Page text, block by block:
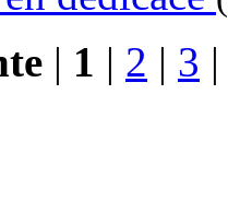
| 1 | 2 | 3